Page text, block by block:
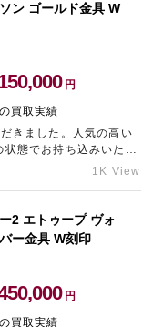
ン ゴールド金具 W
円
買取実績
きました。人気の高い
態でお持ち込みいただ
きました。ブランドバ
1K View
2 エトゥープ ヴォ
ー金具 W刻印
円
買取実績